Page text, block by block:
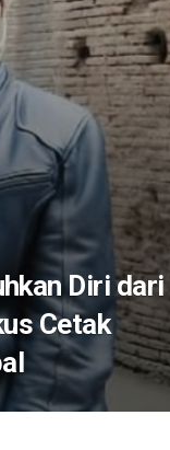
Diri dari
Cetak